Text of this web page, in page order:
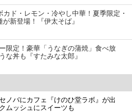
ド・レモン・冷やし中華！夏季限定・
新登場！『伊太そば』
限定！豪華「うなぎの蒲焼」食べ放
な丼も『すたみな太郎』
ノバにカフェ『けのひ堂ラボ』が出
ムッシュにスイーツも